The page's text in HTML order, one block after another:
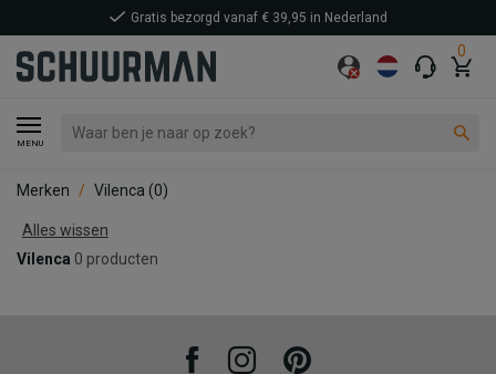
0
MENU
Gratis bezorgd vanaf € 39,95 in Nederland
Merken Vilenca (0)
Alles wissen
Vilenca 0 producten
FacebookInstagramPinterest